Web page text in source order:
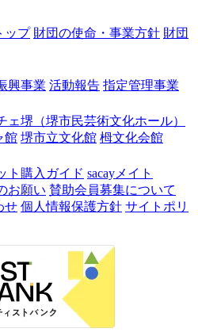
ップ 財団の使命・事業方針 財団
興事業 活動報告 指定管理事業
ェ堺（堺市民芸術文化ホール）
館 堺市立文化館 栂文化会館
ト購入ガイド sacayメイト
お願い 賛助会員募集について
せ 個人情報保護方針 サイトポリ